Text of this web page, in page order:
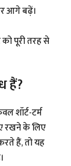
आगे बढ़ें।
पूरी तरह से
हैं?
शॉर्ट-टर्म
रखने के लिए
हैं, तो यह